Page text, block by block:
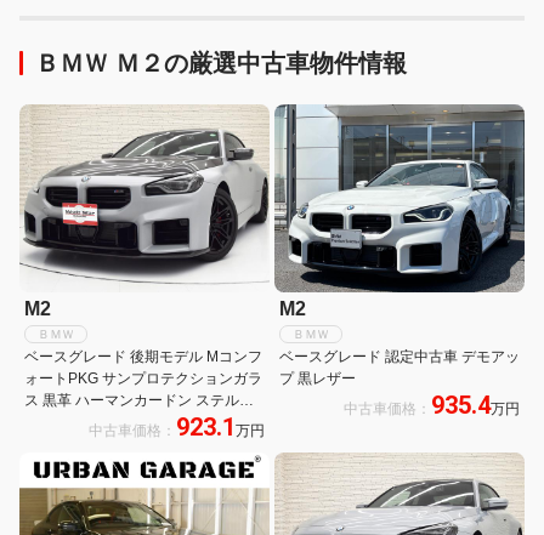
ＢＭＷ Ｍ２の厳選中古車物件情報
M2
ＢＭＷ
ベースグレード 後期モデル Mコンフ
ォートPKG サンプロテクションガラ
ス 黒革 ハーマンカードン ステルス
フィルム F19R20inAW ステアリン
グH ドライビング/パーキングアシス
ト ヘッドアップD FシートH
中古車価格： 923.1 万円
M2
ＢＭＷ
ベースグレード 認定中古車 デモアッ
プ 黒レザー
中古車価格： 935.4万円